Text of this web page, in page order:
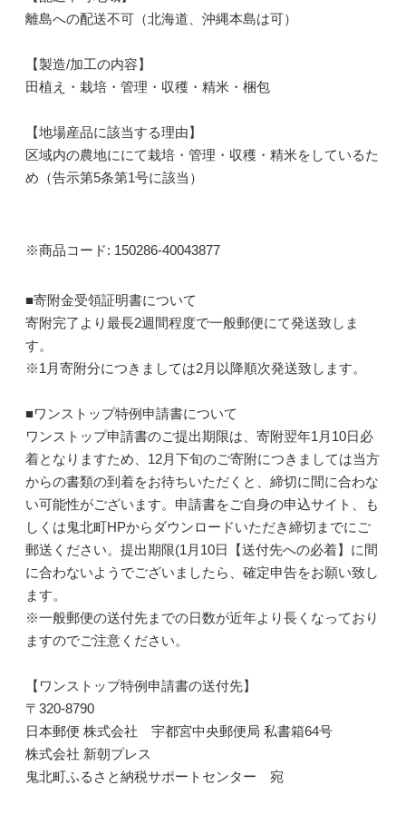
離島への配送不可（北海道、沖縄本島は可）
【製造/加工の内容】
田植え・栽培・管理・収穫・精米・梱包
【地場産品に該当する理由】
区域内の農地ににて栽培・管理・収穫・精米をしているた
め（告示第5条第1号に該当）
※商品コード: 150286-40043877
■寄附金受領証明書について
寄附完了より最長2週間程度で一般郵便にて発送致しま
す。
※1月寄附分につきましては2月以降順次発送致します。
■ワンストップ特例申請書について
ワンストップ申請書のご提出期限は、寄附翌年1月10日必
着となりますため、12月下旬のご寄附につきましては当方
からの書類の到着をお待ちいただくと、締切に間に合わな
い可能性がございます。申請書をご自身の申込サイト、も
しくは鬼北町HPからダウンロードいただき締切までにご
郵送ください。提出期限(1月10日【送付先への必着】に間
に合わないようでございましたら、確定申告をお願い致し
ます。
※一般郵便の送付先までの日数が近年より長くなっており
ますのでご注意ください。
【ワンストップ特例申請書の送付先】
〒320-8790
日本郵便 株式会社 宇都宮中央郵便局 私書箱64号
株式会社 新朝プレス
鬼北町ふるさと納税サポートセンター 宛